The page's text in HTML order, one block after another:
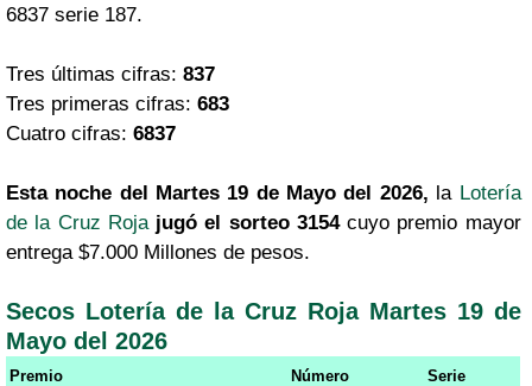
6837 serie 187.
Tres últimas cifras: 837
Tres primeras cifras: 683
Cuatro cifras: 6837
Esta noche del Martes 19 de Mayo del 2026, la Lotería
de la Cruz Roja jugó el sorteo 3154cuyo premio mayor
entrega $7.000 Millones de pesos.
Secos Lotería de la Cruz Roja Martes 19 de
Mayo del 2026
Premio Número Serie